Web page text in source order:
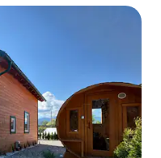
appréciés